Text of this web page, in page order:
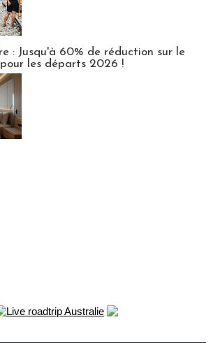
: Jusqu'à 60% de réduction sur le
les départs 2026 !